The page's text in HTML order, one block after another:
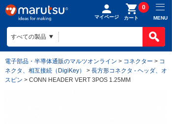
マイページ カート
0
MENU
電子部品・半導体通販のマルツオンライン > コネクター > コ
ネクタ、相互接続（DigiKey）
> 長方形コネクタ - ヘッダ、オ
スピン > CONN HEADER VERT 3POS 1.25MM